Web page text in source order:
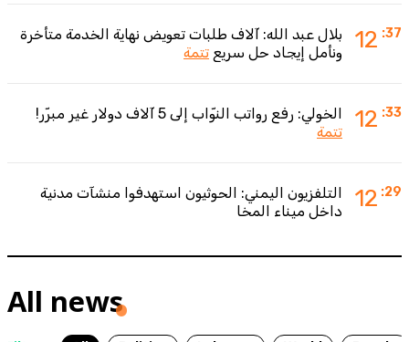
12 :37
بلال عبد الله: آلاف طلبات تعويض نهاية الخدمة متأخرة
ونأمل إيجاد حل سريع تتمة
12 :33
الخولي: رفع رواتب النوّاب إلى 5 آلاف دولار غير مبرّر!
تتمة
12 :29
التلفزيون اليمني: الحوثيون استهدفوا منشآت مدنية
داخل ميناء المخا
All news